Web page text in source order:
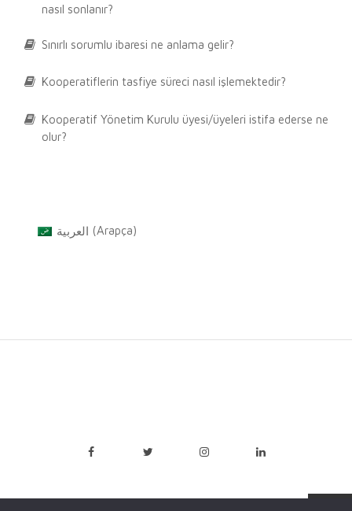
nasıl sonlanır?
Sınırlı sorumlu ibaresi ne anlama gelir?
Kooperatiflerin tasfiye süreci nasıl işlemektedir?
Kooperatif Yönetim Kurulu üyesi/üyeleri istifa ederse ne
olur?
العربية (Arapça)